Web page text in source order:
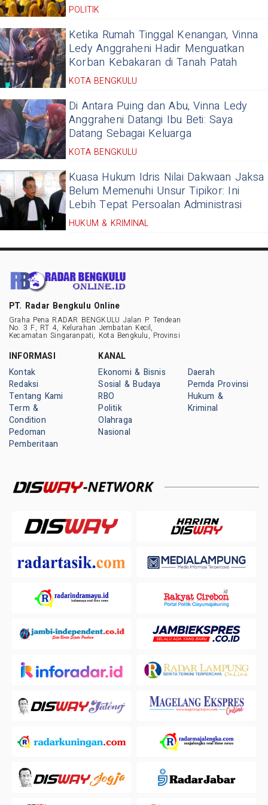
POLITIK
Ketika Rumah Tinggal Kenangan, Vinna
Ledy Anggraheni Hadir Menguatkan
Korban Kebakaran di Tanah Patah
KOTA BENGKULU
Di Antara Puing dan Abu, Vinna Ledy
Anggraheni Datangi Ibu Beti: Saya
Datang Sebagai Keluarga
KOTA BENGKULU
Kuasa Hukum Idris Nilai Dakwaan Jaksa
Belum Memenuhi Unsur Tipikor: Ini
Lebih Tepat Persoalan Administrasi
HUKUM & KRIMINAL
PT. Radar Bengkulu Online
Graha Pena RADAR BENGKULU Jalan P. Tendean
No. 3 F, RT 4, Kelurahan Jembatan Kecil,
Kecamatan Singaranpati, Kota Bengkulu, Provinsi
INFORMASI
Kontak
Redaksi
Tentang Kami
Term &
Condition
Pedoman
Pemberitaan
KANAL
Ekonomi & Bisnis
Sosial & Budaya
RBO
Politik
Olahraga
Nasional
Daerah
Pemda Provinsi
Hukum &
Kriminal